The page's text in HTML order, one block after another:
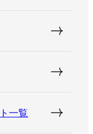
一覧